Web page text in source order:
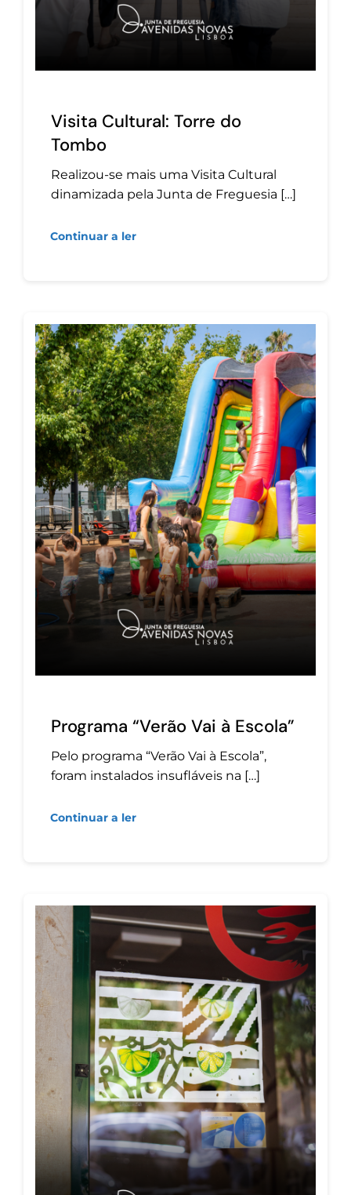
Visita Cultural: Torre do
Tombo
Realizou-se mais uma Visita Cultural
dinamizada pela Junta de Freguesia […]
Continuar a ler
Programa “Verão Vai à Escola”
Pelo programa “Verão Vai à Escola”,
foram instalados insufláveis na […]
Continuar a ler